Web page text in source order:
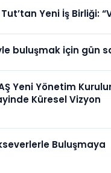
Yeni İş Birliği:
buluşmak için gün
Yeni Yönetim
Küresel Vizyon
Buluşmaya